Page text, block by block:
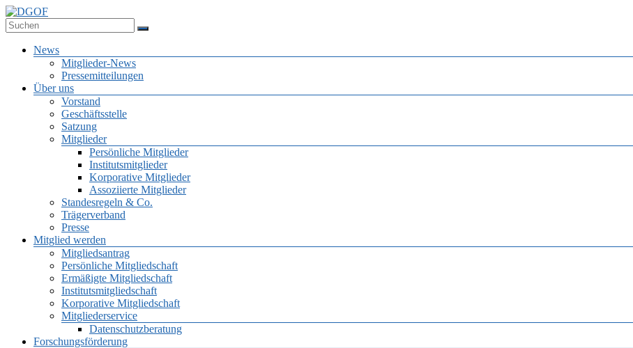
Zum
Inhalt
springen
Deutsche Gesellschaft für Online-Forschung e.V.
Menü
News
Mitglieder-News
Pressemitteilungen
Über uns
Vorstand
Geschäftsstelle
Satzung
Mitglieder
Persönliche Mitglieder
Institutsmitglieder
Korporative Mitglieder
Assoziierte Mitglieder
Standesregeln & Co.
Trägerverband
Presse
Mitglied werden
Mitgliedsantrag
Persönliche Mitgliedschaft
Ermäßigte Mitgliedschaft
Institutsmitgliedschaft
Korporative Mitgliedschaft
Mitgliederservice
Datenschutzberatung
Forschungsförderung